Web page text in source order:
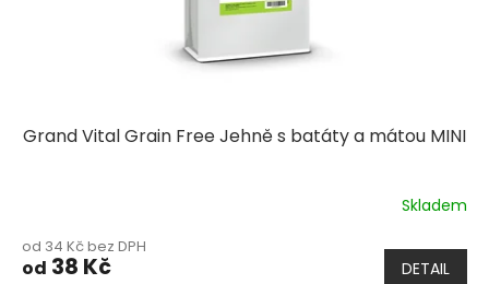
Grand Vital Grain Free Jehně s batáty a mátou MINI
produktu
je
Skladem
od 34 Kč bez DPH
od 38 Kč DETAIL